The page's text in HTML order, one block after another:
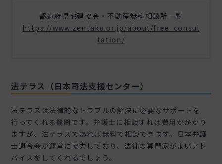
都道府県宅建協会・不動産無料相談所一覧
https://www.zentaku.or.jp/about/free_consul
tation/
法テラス（日本司法支援センター）
法テラスは法律的なトラブルの解決に必要なサポートを
行ってくれる機関です。弁護士に相談すれば費用がかかり
ますが、法テラスであれば無料で相談できます。日本弁護
士連合会が運営に協力しており、法律の専門家がよいアド
バイスをしてくれるでしょう。